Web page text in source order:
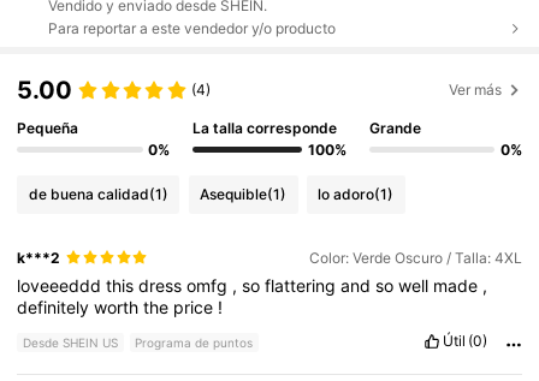
Vendido y enviado desde SHEIN.
Para reportar a este vendedor y/o producto
5.00 (4) Ver más
Pequeña
0%
La talla corresponde
100%
Grande
0%
de buena calidad(1) Asequible(1) lo adoro(1)
k***2 Color: Verde Oscuro / Talla: 4XL
loveeedddthisdressomfg ,soflatteringandsowell made ,
definitelyworththe price !
Desde SHEIN US Programa de puntos Útil (0)